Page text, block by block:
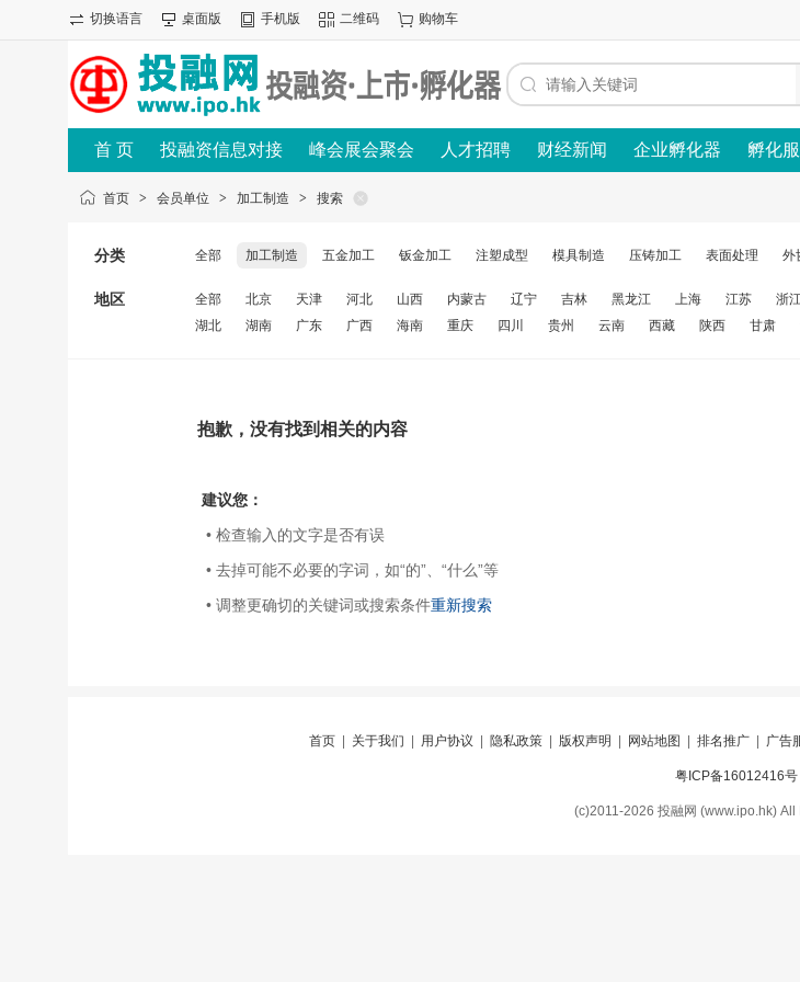
切换语言 桌面版 手机版 二维码 购物车
首 页 投融资信息对接 峰会展会聚会 人才招聘 财经新闻 企业孵化器 孵化
首页 > 会员单位 > 加工制造 > 搜索
分类 全部 加工制造 五金加工 钣金加工 注塑成型 模具制造 压铸加工 表面处理 外
地区 全部 北京 天津 河北 山西 内蒙古 辽宁 吉林 黑龙江 上海 江苏 浙
湖北
湖南 广东 广西 海南 重庆 四川 贵州 云南 西藏 陕西 甘肃
抱歉，没有找到相关的内容
建议您：
• 检查输入的文字是否有误
• 去掉可能不必要的字词，如“的”、“什么”等
• 调整更确切的关键词或搜索条件重新搜索
首页 关于我们 用户协议 隐私政策 版权声明 网站地图 排名推广 广告
粤ICP备16012416号
(c)2011-2026 投融网 (www.ipo.hk) All